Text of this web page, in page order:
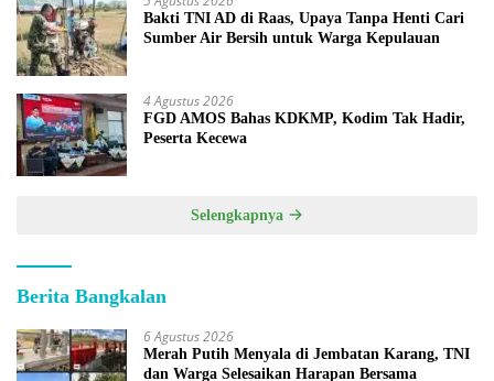
Bakti TNI AD di Raas, Upaya Tanpa Henti Cari
Sumber Air Bersih untuk Warga Kepulauan
4 Agustus 2026
FGD AMOS Bahas KDKMP, Kodim Tak Hadir,
Peserta Kecewa
Selengkapnya
Berita Bangkalan
6 Agustus 2026
Merah Putih Menyala di Jembatan Karang, TNI
dan Warga Selesaikan Harapan Bersama